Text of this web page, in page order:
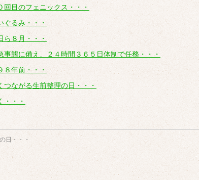
回目のフェニックス・・・
ぐるみ・・・
ら８月・・・
事態に備え、２４時間３６５日体制で任務・・・
８年前・・・
つながる生前整理の日・・・
・・・
日・・・